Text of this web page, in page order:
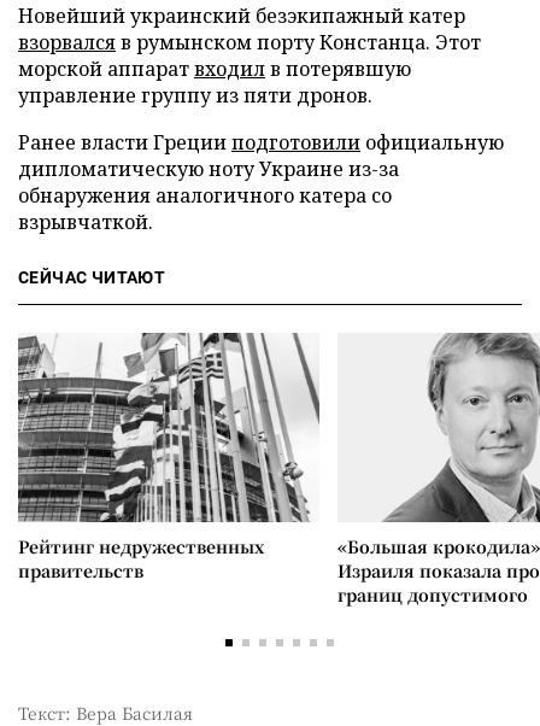
Новейший украинский безэкипажный катер
взорвалсяв румынском порту Констанца. Этот
морской аппаратвходилв потерявшую
управление группу из пяти дронов.
Ранее власти Грецииподготовили официальную
дипломатическую ноту Украине из-за
обнаружения аналогичного катера со
взрывчаткой.
СЕЙЧАС ЧИТАЮТ
Рейтинг недружественных
правительств
«Большая
Израиля показала
границ допустимого
Текст: Вера Басилая